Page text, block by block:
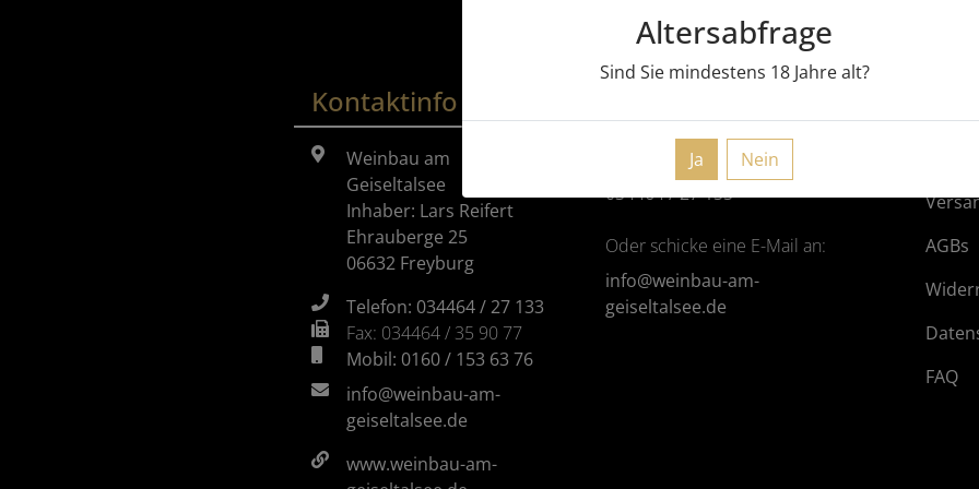
Altersabfrage
Sind Sie mindestens 18Jahre alt?
Ja Nein
Kontaktinfo
Weinbau am
Geiseltalsee
Inhaber: Lars Reifert
Ehrauberge 25
06632 Freyburg
Telefon: 034464 / 27 133
Fax: 034464 / 35 90 77
Mobil: 0160 / 153 63 76
info@weinbau-am-
geiseltalsee.de
www.weinbau-am-
Ruf uns doch einfach an
034464 / 27 133
Oder schicke eine E-Mail an:
info@weinbau-am-
geiseltalsee.de
AGBs
FAQ